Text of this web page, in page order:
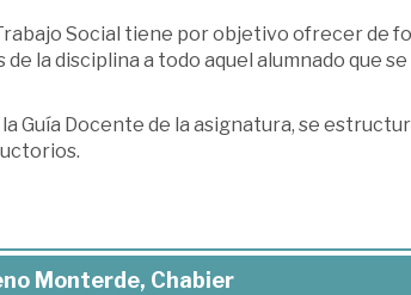
Social tiene por objetivo ofrecer de
la disciplina a todo aquel alumnado que
Guía Docente de la asignatura, se
Monterde, Chabier